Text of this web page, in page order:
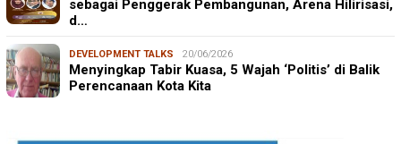
sebagai Penggerak Pembangunan, Arena Hilirisasi,
d…
DEVELOPMENT TALKS 20/06/2026
Menyingkap Tabir Kuasa, 5 Wajah ‘Politis’ di Balik
Perencanaan Kota Kita